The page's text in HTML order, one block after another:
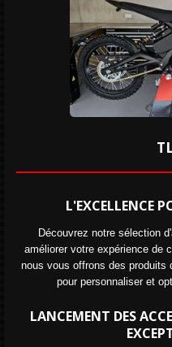
L'EXCELLENCE
Découvrez notre sélection
améliorer votre expérience de
nous vous offrons des produits
pour personnaliser et
LANCEMENT DES